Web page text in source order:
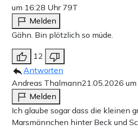
um 16:28 Uhr 79T
Melden
Gähn. Bin plötzlich so müde.
12
Antworten
Andreas Thalmann21.05.2026
Melden
Ich glaube sogar dass die kleinen
Marsmännchen hinter Beck und